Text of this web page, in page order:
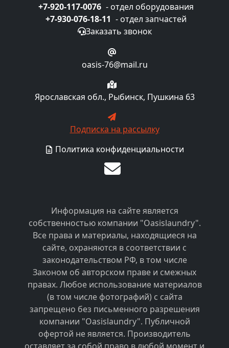
+7-920-117-0076 - отдел оборудования
+7-930-076-18-11 - отдел запчастей
Заказать звонок
oasis-76@mail.ru
Ярославская обл., Рыбинск, Пушкина 63
Подписка на рассылку
Политика конфиденциальности
Информация на сайте является
собственностью компании "Oasislaundry".
Все права и материалы, находящиеся на
сайте, охраняются в соответствии с
законодательством РФ, в том числе
Законом об авторском праве и смежных
правах. Любое использование материалов
(в том числе фотографий) с сайта
запрещено без письменного разрешения
компании "Oasislaundry". Публичной
офертой не является. Производитель